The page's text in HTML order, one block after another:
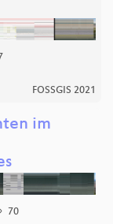
FOSSGIS 2021
im
70